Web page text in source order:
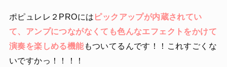
ポピュレレ２PROには ピックアップが内蔵されてい
て、アンプにつながなくても色んなエフェクトをかけて
演奏を楽しめる機能もついてるんです！！これすごくな
いですかっ！！！！